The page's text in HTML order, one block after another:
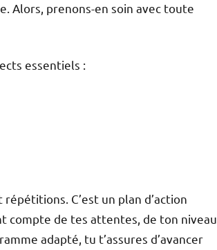
Alors, prenons-en soin avec toute
essentiels :
C’est un plan d’action
compte de tes attentes, de ton niveau
adapté, tu t’assures d’avancer